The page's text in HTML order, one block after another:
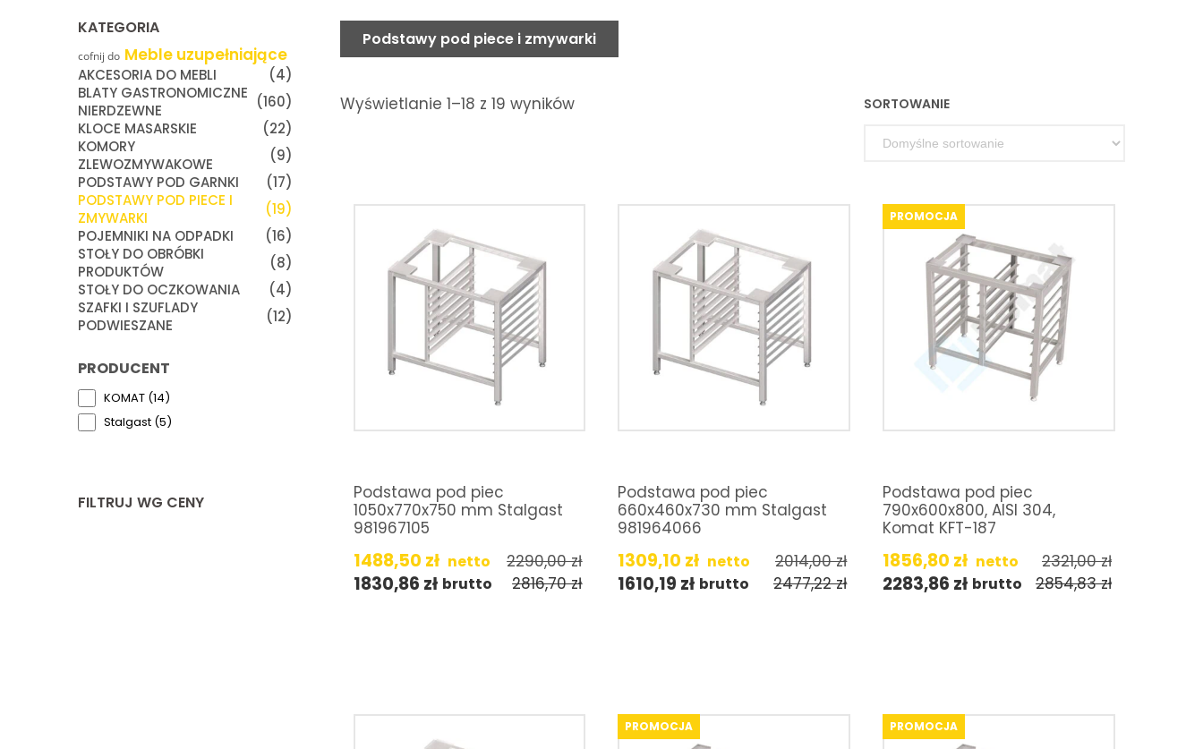
KATEGORIA
cofnij do Meble uzupełniające
AKCESORIA DO MEBLI
(4)
BLATY GASTRONOMICZNE
NIERDZEWNE
(160)
KLOCE MASARSKIE
(22)
KOMORY
ZLEWOZMYWAKOWE
(9)
PODSTAWY POD GARNKI
(17)
PODSTAWY POD PIECE I
ZMYWARKI
(19)
POJEMNIKI NA ODPADKI
(16)
STOŁY DO OBRÓBKI
PRODUKTÓW
(8)
STOŁY DO OCZKOWANIA
(4)
SZAFKI I SZUFLADY
PODWIESZANE
(12)
PRODUCENT
KOMAT (14)
Stalgast (5)
FILTRUJ WG CENY
Podstawy pod piece i zmywarki
Wyświetlanie 1–18 z 19 wyników SORTOWANIE
Podstawa pod piec
1050x770x750 mm Stalgast
981967105
1488,50 zł netto 2290,00zł
1830,86 zł brutto 2816,70zł
Podstawa pod piec
660x460x730 mm Stalgast
981964066
1309,10 zł netto 2014,00zł
1610,19 zł brutto 2477,22zł
PROMOCJA
Podstawa pod piec
790x600x800, AISI 304,
Komat KFT-187
1856,80 zł netto 2321,00zł
2283,86 zł brutto 2854,83zł
PROMOCJA PROMOCJA